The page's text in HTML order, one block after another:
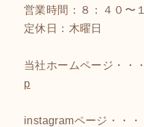
営業時間：８：４０〜
定休日：木曜日
当社ホームページ・・
p
instagramページ・・・